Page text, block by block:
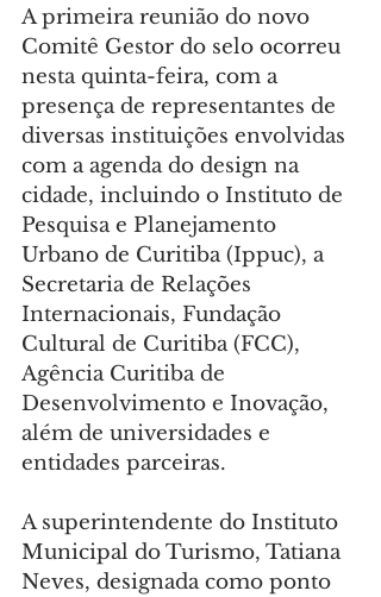
A primeira reunião do novo
Comitê Gestor do selo ocorreu
nesta quinta-feira, com a
presença de representantes de
diversas instituições envolvidas
com a agenda do design na
cidade, incluindo o Instituto de
Pesquisa e Planejamento
Urbano de Curitiba (Ippuc), a
Secretaria de Relações
Internacionais, Fundação
Cultural de Curitiba (FCC),
Agência Curitiba de
Desenvolvimento e Inovação,
além de universidades e
entidades parceiras.
A superintendente do Instituto
Municipal do Turismo, Tatiana
Neves, designada como ponto